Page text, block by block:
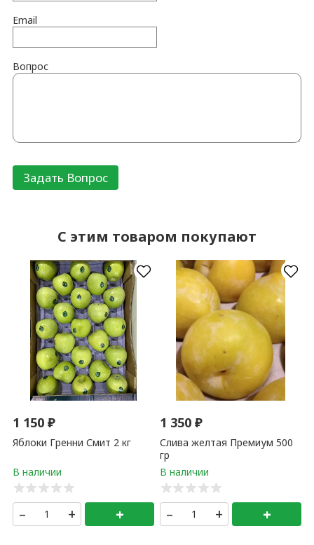
Email
Вопрос
C этим товаром покупают
1 150₽
Яблоки Гренни Смит 2 кг
– + +
1 350₽
Слива желтая Премиум 500
гр
– + +